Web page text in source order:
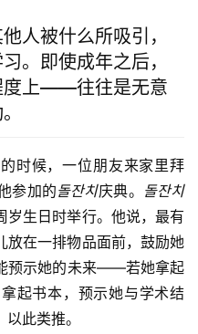
人被什么所吸引，
。即使成年之后，
度上——往往是无意
时候，一位朋友来家里拜
参加的돌잔치庆典。 돌잔치
岁生日时举行。他说，最有
放在一排物品面前，鼓励她
预示她的未来——若她拿起
起书本，预示她与学术结
此类推。